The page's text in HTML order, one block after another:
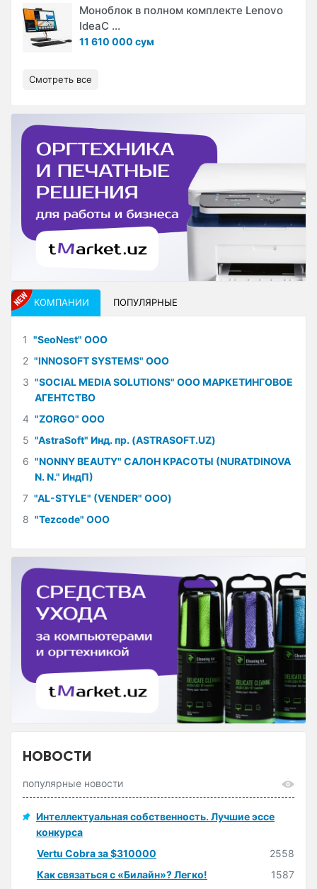
Моноблок в полном комплекте Lenovo
IdeaC ...
11 610 000 сум
Смотреть все
КОМПАНИИ ПОПУЛЯРНЫЕ
1 "SeoNest" ООО
2 "INNOSOFT SYSTEMS" ООО
3 "SOCIAL MEDIA SOLUTIONS" ООО МАРКЕТИНГОВОЕ
АГЕНТСТВО
4 "ZORGO" ООО
5 "AstraSoft" Инд. пр. (ASTRASOFT.UZ)
6 "NONNY BEAUTY" САЛОН КРАСОТЫ (NURATDINOVA
N. N." ИндП)
7 "AL-STYLE" (VENDER" ООО)
8 "Tezcode" ООО
НОВОСТИ
популярные новости
Интеллектуальная собственность. Лучшие эссе
конкурса
Vertu Cobra за $310000
2558
Как связаться с «Билайн»? Легко!
1587